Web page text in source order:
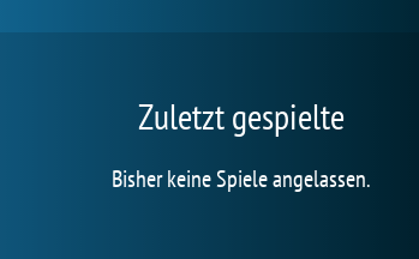
Zuletzt gespielte
Bisher keine Spiele angelassen.